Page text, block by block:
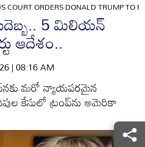
COURT ORDERS DONALD TRUMP TO
5 మిలియన్
ఆదేశం..
| 08:16 AM
మరో న్యాయపరమైన
కేసులో ట్రంప్‌ను అమెరికా